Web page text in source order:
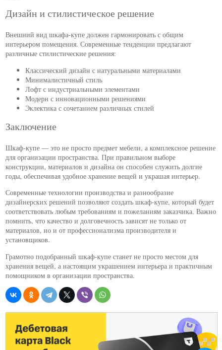
Дизайн и стилистическое решение
Внешний вид шкафа-купе должен гармонировать с общим
интерьером помещения. Современные тенденции предлагают
различные стилистические решения:
Классический дизайн с натуральными материалами
Минималистичный стиль
Лофт с индустриальными элементами
Модерн с инновационными решениями
Эклектика с сочетанием различных стилей
Заключение
Шкаф-купе — это не просто предмет мебели, а комплексное решение
для организации пространства. При правильном выборе
конструкции, материалов и дизайна он способен служить долгие
годы, обеспечивая удобное хранение вещей и украшая интерьер.
Современные технологии производства и разнообразие
дизайнерских решений позволяют создать шкаф-купе, который будет
соответствовать любым требованиям и пожеланиям заказчика. Важно
помнить, что качество и долговечность зависят не только от
материалов, но и от профессионализма производителя и
установщиков.
Грамотно подобранный шкаф-купе станет не просто местом для
хранения вещей, а настоящим украшением интерьера и практичным
помощником в организации пространства.